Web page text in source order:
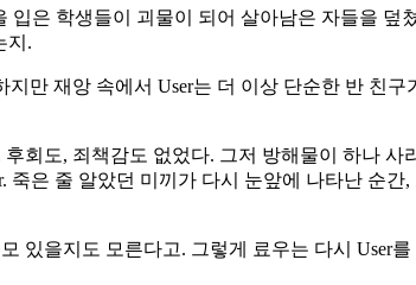
은 학생들이 괴물이 되어 살아남은 자들을 덮
지.
만 재앙 속에서 User는 더 이상 단순한 반 친구
회도, 죄책감도 없었다. 그저 방해물이 하나 사
은 줄 알았던 미끼가 다시 눈앞에 나타난 순
있을지도 모른다고. 그렇게 료우는 다시 User